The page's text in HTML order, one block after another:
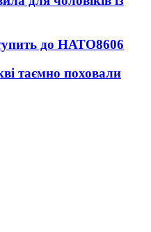
до НАТО8606
таємно поховали